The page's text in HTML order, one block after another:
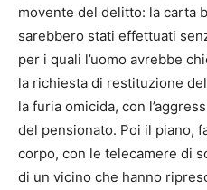
movente del delitto: la carta
sarebbero stati effettuati
per i quali l’uomo avrebbe
la richiesta di restituzione
la furia omicida, con
del pensionato. Poi il piano,
corpo, con le telecamere di
di un vicino che hanno